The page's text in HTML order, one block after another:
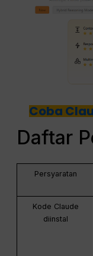
Coba
Daftar
Persyaratan
Kode Claude
diinstal